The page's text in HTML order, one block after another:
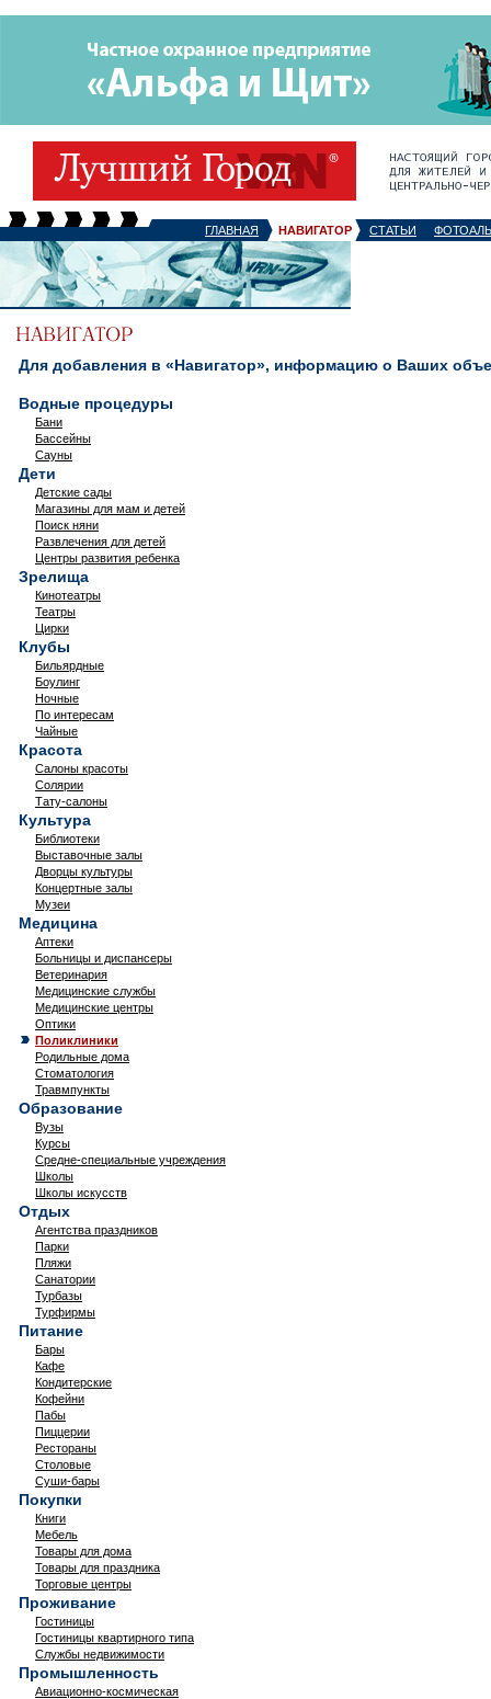
ГЛАВНАЯ НАВИГАТОР СТАТЬИ
Для добавления в «Навигатор», информацию о Ваших
Водные процедуры
Бани
Бассейны
Сауны
Дети
Детские сады
Магазины для мам и детей
Поиск няни
Развлечения для детей
Центры развития ребенка
Зрелища
Кинотеатры
Театры
Цирки
Клубы
Бильярдные
Боулинг
Ночные
По интересам
Чайные
Красота
Салоны красоты
Солярии
Тату-салоны
Культура
Библиотеки
Выставочные залы
Дворцы культуры
Концертные залы
Музеи
Медицина
Аптеки
Больницы и диспансеры
Ветеринария
Медицинские службы
Медицинские центры
Оптики
Поликлиники
Родильные дома
Стоматология
Травмпункты
Образование
Вузы
Курсы
Средне-специальные учреждения
Школы
Школы искусств
Отдых
Агентства праздников
Парки
Пляжи
Санатории
Турбазы
Турфирмы
Питание
Бары
Кафе
Кондитерские
Кофейни
Пабы
Пиццерии
Рестораны
Столовые
Суши-бары
Покупки
Книги
Мебель
Товары для дома
Товары для праздника
Торговые центры
Проживание
Гостиницы
Гостиницы квартирного типа
Службы недвижимости
Промышленность
Авиационно-космическая